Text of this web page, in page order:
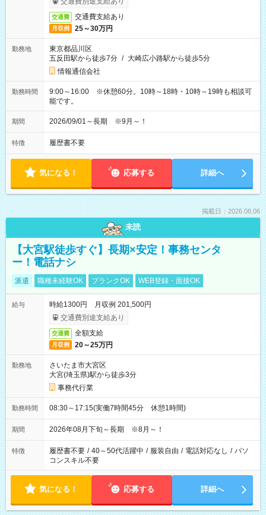
交通費 交通費支給あり
月収例 25～30万円
勤務地
東京都品川区
五反田駅から徒歩7分 / 大崎広小路駅から徒歩5分
情報通信会社
勤務時間
9:00～16:00 ※休憩60分。10時～18時・10時～19時も相談可
能です。
期間 2026/09/01～長期 ※9月～！
特徴 履歴書不要
気になる！ 応募する 詳細へ
掲載日：2026.08.06
未読
【大宮駅徒歩すぐ】長期×安定！事務センタ
ー！電話ナシ
派遣 職種未経験OK ブランクOK WEB登録・面接OK
給与
時給1300円 月収例 201,500円
交通費別途支給あり
交通費 全額支給
月収例 20～25万円
勤務地
さいたま市大宮区
大宮(埼玉県)駅から徒歩3分
事務代行業
勤務時間 08:30～17:15(実働7時間45分 休憩1時間)
期間 2026年08月下旬～長期 ※8月～！
特徴 履歴書不要 / 40～50代活躍中 / 服装自由 / 電話対応なし / パソ
コンスキル不要
気になる！ 応募する 詳細へ